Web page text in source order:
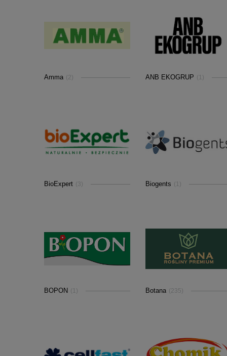
Amma (2) ANB EKOGRUP (1)
BioExpert (3) Biogents (1)
BOPON (1) Botana (235)